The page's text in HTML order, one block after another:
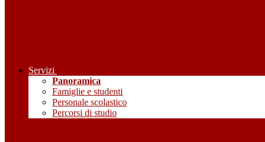
Servizi
Panoramica
Famiglie e studenti
Personale scolastico
Percorsi di studio